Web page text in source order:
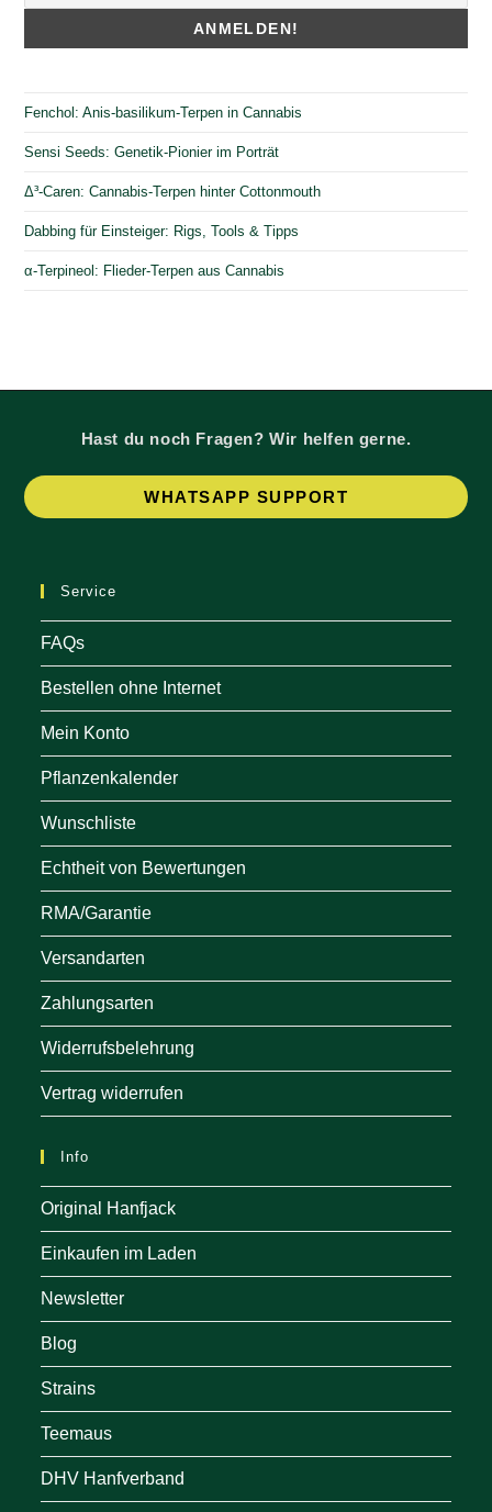
Fenchol: Anis-basilikum-Terpen in Cannabis
Sensi Seeds: Genetik-Pionier im Porträt
Δ³-Caren: Cannabis-Terpen hinter Cottonmouth
Dabbing für Einsteiger: Rigs, Tools & Tipps
α-Terpineol: Flieder-Terpen aus Cannabis
Hast du noch Fragen? Wir helfen gerne.
WHATSAPP SUPPORT
Service
FAQs
Bestellen ohne Internet
Mein Konto
Pflanzenkalender
Wunschliste
Echtheit von Bewertungen
RMA/Garantie
Versandarten
Zahlungsarten
Widerrufsbelehrung
Vertrag widerrufen
Info
Original Hanfjack
Einkaufen im Laden
Newsletter
Blog
Strains
Teemaus
DHV Hanfverband